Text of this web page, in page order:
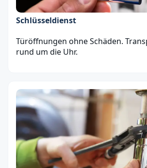
Schlüsseldienst
Türöffnungen ohne Schäden.
rund um die Uhr.